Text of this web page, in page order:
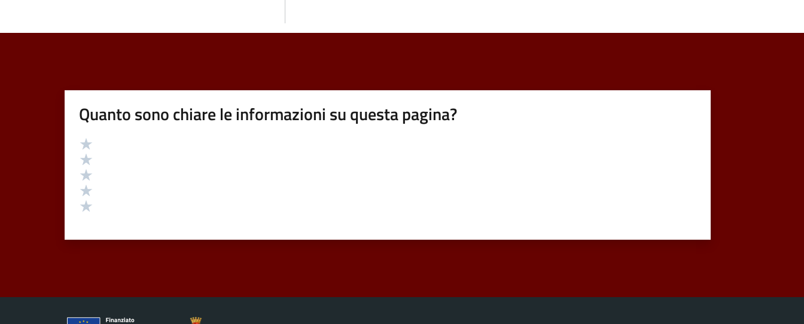
Quanto sono chiare le informazioni su questa pagina?
Valutazione